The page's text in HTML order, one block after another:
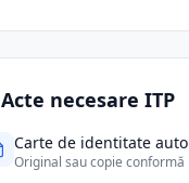
Acte necesare ITP
Carte de identitate auto
Original sau copie conformă